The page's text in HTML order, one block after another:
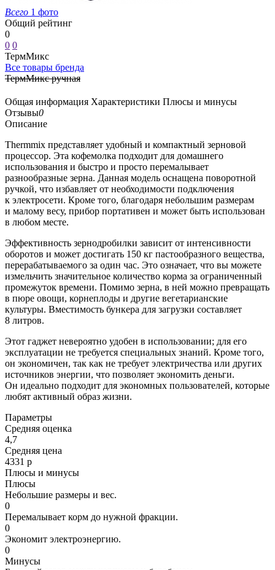
Всего 1 фото
Общий рейтинг
0
0 0
ТермМикс
Все товары бренда
ТермМикс ручная
Общая информация Характеристики Плюсы и минусы
Отзывы0
Описание
Thermmix представляет удобный и компактный зерновой
процессор. Эта кофемолка подходит для домашнего
использования и быстро и просто перемалывает
разнообразные зерна. Данная модель оснащена поворотной
ручкой, что избавляет от необходимости подключения
к электросети. Кроме того, благодаря небольшим размерам
и малому весу, прибор портативен и может быть использован
в любом месте.
Эффективность зернодробилки зависит от интенсивности
оборотов и может достигать 150 кг пастообразного вещества,
перерабатываемого за один час. Это означает, что вы можете
измельчить значительное количество корма за ограниченный
промежуток времени. Помимо зерна, в ней можно превращать
в пюре овощи, корнеплоды и другие вегетарианские
культуры. Вместимость бункера для загрузки составляет
8 литров.
Этот гаджет невероятно удобен в использовании; для его
эксплуатации не требуется специальных знаний. Кроме того,
он экономичен, так как не требует электричества или других
источников энергии, что позволяет экономить деньги.
Он идеально подходит для экономных пользователей, которые
любят активный образ жизни.
Параметры
Средняя оценка
4,7
Средняя цена
4331 р
Плюсы и минусы
Плюсы
Небольшие размеры и вес.
0
Перемалывает корм до нужной фракции.
0
Экономит электроэнергию.
0
Минусы